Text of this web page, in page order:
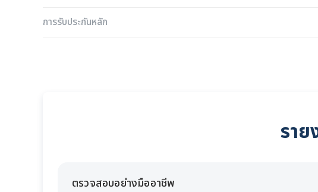
การรับประกันหลัก
รา
ตรวจสอบอย่างมืออาชีพ